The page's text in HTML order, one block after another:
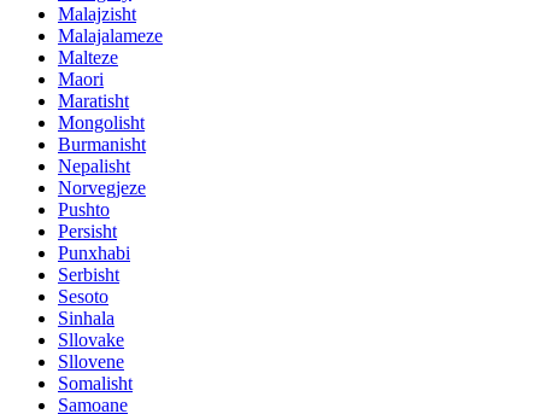
Malajzisht
Malajalameze
Malteze
Maori
Maratisht
Mongolisht
Burmanisht
Nepalisht
Norvegjeze
Pushto
Persisht
Punxhabi
Serbisht
Sesoto
Sinhala
Sllovake
Sllovene
Somalisht
Samoane